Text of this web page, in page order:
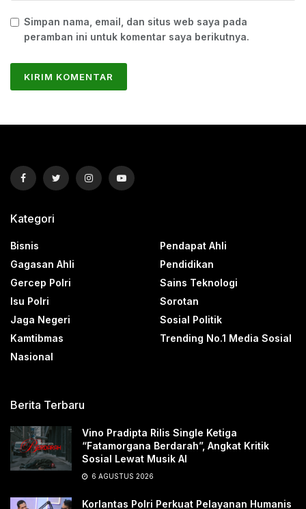
Simpan nama, email, dan situs web saya pada
peramban ini untuk komentar saya berikutnya.
Kategori
Bisnis
Gagasan Ahli
Gercep Polri
Isu Polri
Jaga Negeri
Kamtibmas
Nasional
Pendapat Ahli
Pendidikan
Sains Teknologi
Sorotan
Sosial Politik
Trending No.1 Media Sosial
Berita Terbaru
Vino Pradipta Rilis Single Ketiga
“Fatamorgana Berdarah”, Angkat Kritik
Sosial Lewat Musik AI
6 AGUSTUS 2026
Korlantas Polri Perkuat Pelayanan Humanis